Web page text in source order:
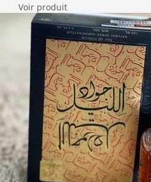
Voir produit